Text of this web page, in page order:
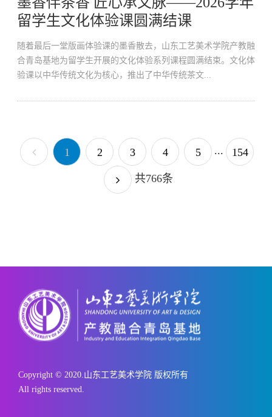
留学生文化体验课圆满结课
随着最后一堂版画体验课的墨香散去，山东工艺美术学院产教融
合青岛基地为留学生开展的文化体验系列课程圆满结束。文化体
验课以中华传统文化为核心，推出了中华传统茶文...
1 2 3 4 5 ... 154
共766条
Copyright © 2020.山东工艺美术学院 版权所有
All rights reserved.